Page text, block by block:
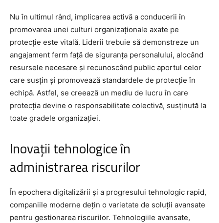
Nu în ultimul rând, implicarea activă a conducerii în
promovarea unei culturi organizaționale axate pe
protecție este vitală. Liderii trebuie să demonstreze un
angajament ferm față de siguranța personalului, alocând
resursele necesare și recunoscând public aportul celor
care susțin și promovează standardele de protecție în
echipă. Astfel, se creează un mediu de lucru în care
protecția devine o responsabilitate colectivă, susținută la
toate gradele organizației.
Inovații tehnologice în
administrarea riscurilor
În epochera digitalizării și a progresului tehnologic rapid,
companiile moderne dețin o varietate de soluții avansate
pentru gestionarea riscurilor. Tehnologiile avansate,